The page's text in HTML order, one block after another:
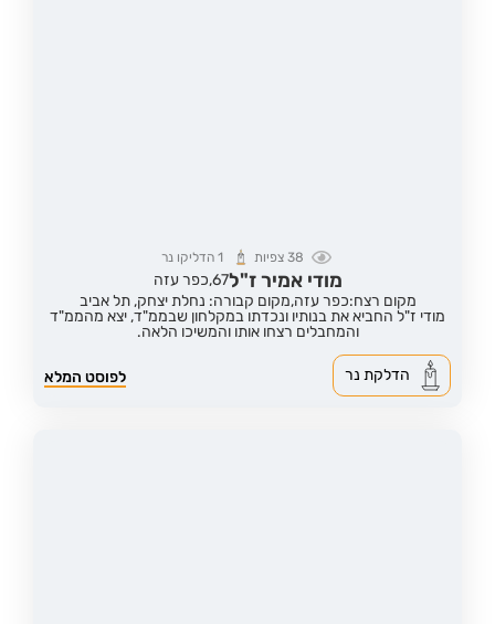
38 צפיות 1הדליקו נר
מודי אמיר ז"ל67, כפר עזה
מקום רצח:כפר עזה,מקום קבורה: נחלת יצחק, תל אביב
מודי ז"ל החביא את בנותיו ונכדתו במקלחון שבממ"ד, יצא מהממ"ד
והמחבלים רצחו אותו והמשיכו הלאה.
לפוסט המלא הדלקת נר